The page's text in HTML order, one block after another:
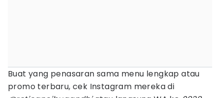
Buat yang penasaran sama menu lengkap atau
promo terbaru, cek Instagram mereka di